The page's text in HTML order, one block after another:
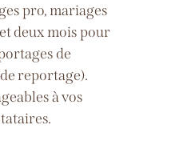
pro, mariages
deux mois pour
de
reportage).
à vos